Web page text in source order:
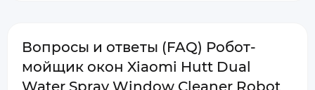
Вопросы и ответы (FAQ) Робот-
мойщик окон Xiaomi Hutt Dual
Water Spray Window Cleaner Robot